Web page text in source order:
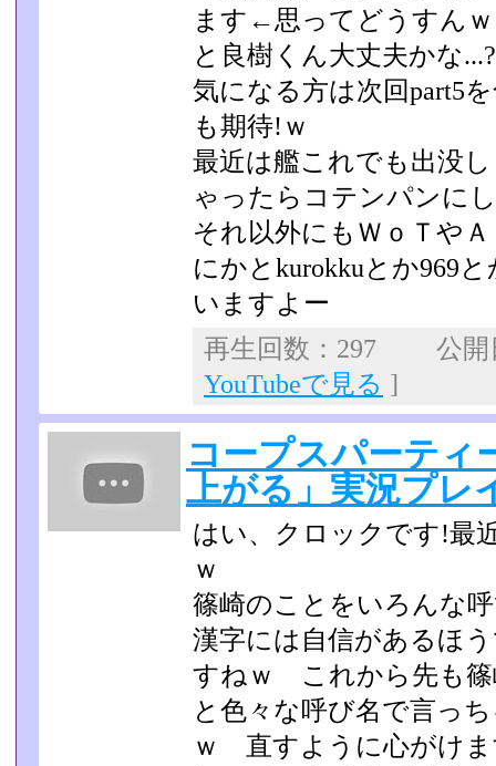
ます←思ってどうす­ん
と良樹くん大丈夫かな...?
気になる方は次回part5
も期待!ｗ
最近は艦これでも出没
ゃったらコテンパンに
それ以外にもＷｏＴや
にかとkurokkuとか969
いますよー
再生回数：297 公
YouTubeで見る ]
コープスパーティ
上がる」実況プレ
はい、クロックです!最
ｗ
篠崎のことをいろんな
漢字には自信があるほ
すねｗ これから先も篠
と色々な呼び名で言っ
ｗ 直すように心がけ